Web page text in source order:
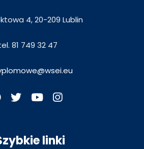
4, 20-209 Lublin
81 749 32 47
linki